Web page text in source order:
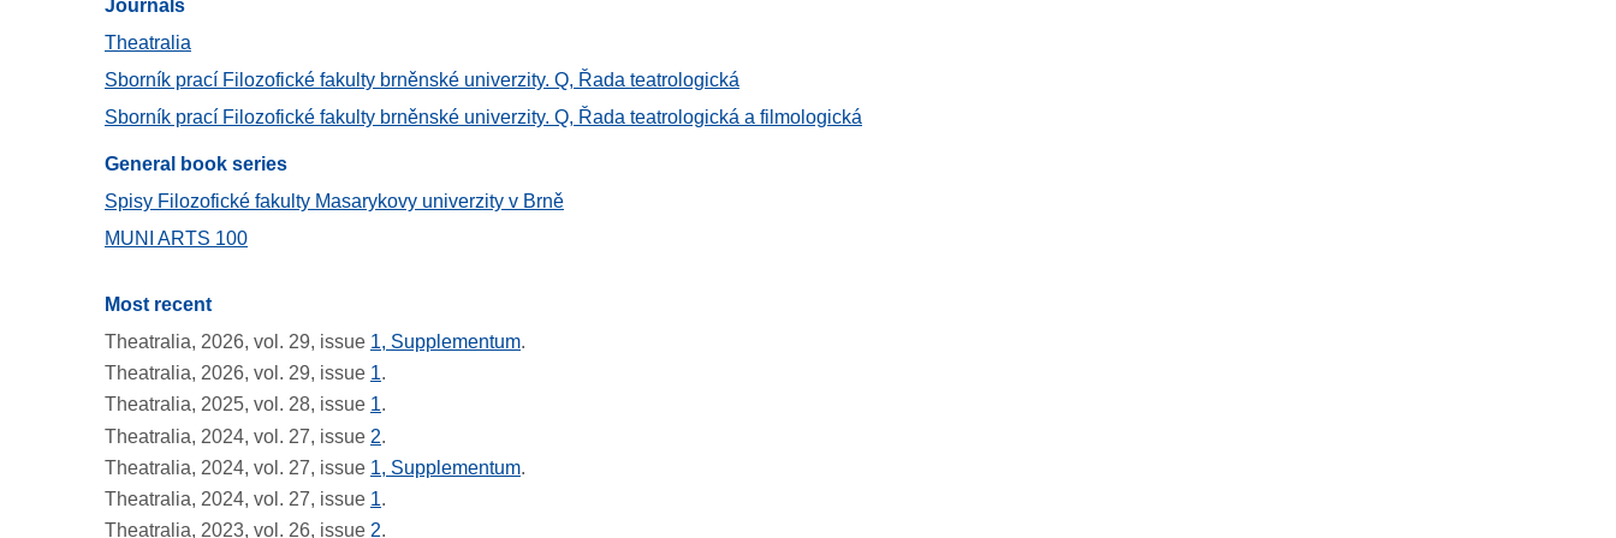
Journals​
Theatralia
Sborník prací Filozofické fakulty brněnské univerzity. Q, Řada teatrologická
Sborník prací Filozofické fakulty brněnské univerzity. Q, Řada teatrologická a filmologická
General book series
Spisy Filozofické fakulty Masarykovy univerzity v Brně
MUNI ARTS 100
Most recent
Theatralia, 2026, vol. 29, issue 1, Supplementum.
Theatralia, 2026, vol. 29, issue 1.
Theatralia, 2025, vol. 28, issue 1.
Theatralia, 2024, vol. 27, issue 2.
Theatralia, 2024, vol. 27, issue 1, Supplementum.
Theatralia, 2024, vol. 27, issue 1.
Theatralia, 2023, vol. 26, issue 2.